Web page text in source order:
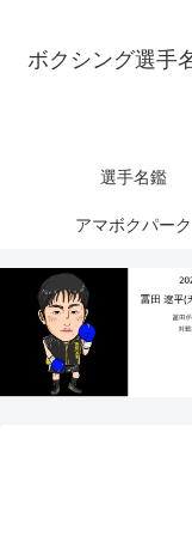
ボクシング選
選手名鑑
アマボクパーク